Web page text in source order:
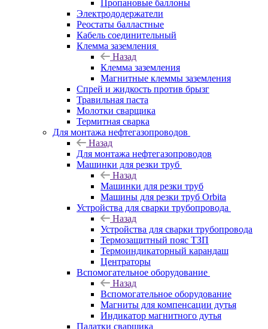
Пропановые баллоны
Электрододержатели
Реостаты балластные
Кабель соединительный
Клемма заземления
Назад
Клемма заземления
Магнитные клеммы заземления
Спрей и жидкость против брызг
Травильная паста
Молотки сварщика
Термитная сварка
Для монтажа нефтегазопроводов
Назад
Для монтажа нефтегазопроводов
Машинки для резки труб
Назад
Машинки для резки труб
Машины для резки труб Orbita
Устройства для сварки трубопровода
Назад
Устройства для сварки трубопровода
Термозащитный пояс ТЗП
Термоиндикаторный карандаш
Центраторы
Вспомогательное оборудование
Назад
Вспомогательное оборудование
Магниты для компенсации дутья
Индикатор магнитного дутья
Палатки сварщика